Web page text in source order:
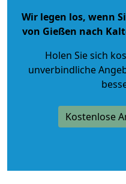
Wir legen los, wenn
von Gießen nach
Holen Sie sich
unverbindliche
Kostenlose